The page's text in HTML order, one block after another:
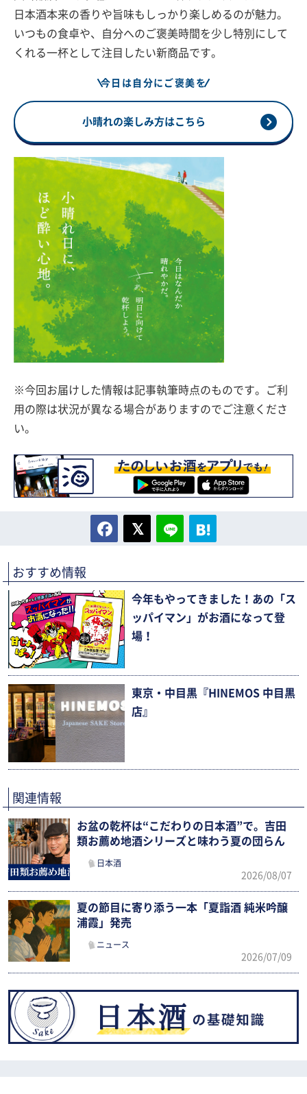
日本酒本来の香りや旨味もしっかり楽しめるのが魅力。
いつもの食卓や、自分へのご褒美時間を少し特別にして
くれる一杯として注目したい新商品です。
今日は自分にご褒美を
小晴れの楽しみ方はこちら
※今回お届けした情報は記事執筆時点のものです。ご利
用の際は状況が異なる場合がありますのでご注意くださ
い。
おすすめ情報
今年もやってきました！あの「ス
ッパイマン」がお酒になって登
場！
東京・中目黒『HINEMOS 中目黒
店』
関連情報
お盆の乾杯は“こだわりの日本酒”で。吉田
類お薦め地酒シリーズと味わう夏の団らん
日本酒
2026/08/07
夏の節目に寄り添う一本「夏詣酒 純米吟醸
浦霞」発売
ニュース
2026/07/09